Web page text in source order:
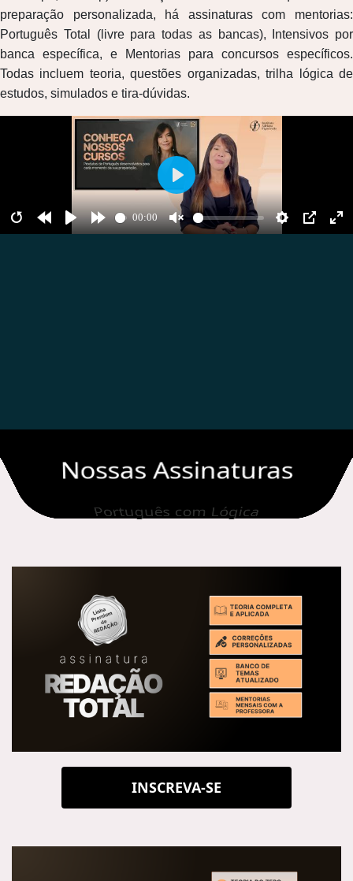
preparação personalizada, há assinaturas com mentorias:
Português Total (livre para todas as bancas), Intensivos por
banca específica, e Mentorias para concursos específicos.
Todas incluem teoria, questões organizadas, trilha lógica de
estudos, simulados e tira-dúvidas.
Nossas Assinaturas
Português com Lógica
INSCREVA-SE